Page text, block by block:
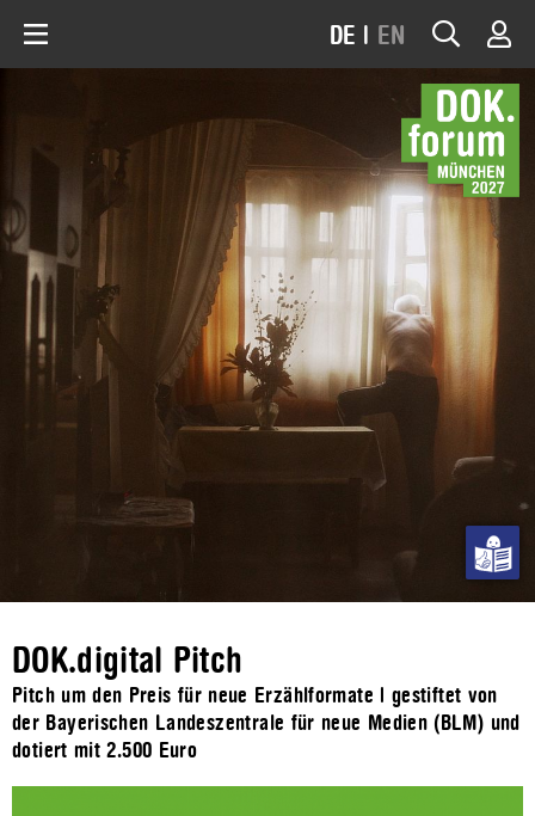
DE | EN
DOK.digital Pitch
Pitch um den Preis für neue Erzählformate | gestiftet von
der Bayerischen Landeszentrale für neue Medien (BLM) und
dotiert mit 2.500 Euro